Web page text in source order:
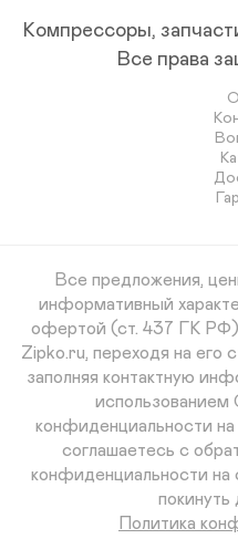
Компрессоры,
Все права
Все предложения,
информативный
офертой (ст. 437 ГК
Zipko.ru, переходя на его
заполняя контактную
использованием
конфиденциальности
соглашаетесь с
конфиденциальности
покинуть
Политика